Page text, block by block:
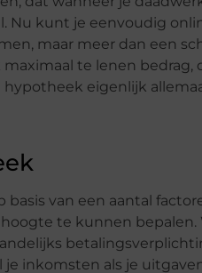
Nu kunt je eenvoudig
maar meer dan een
te lenen bedrag,
eigenlijk
basis van een aantal
te kunnen
inkomsten als je